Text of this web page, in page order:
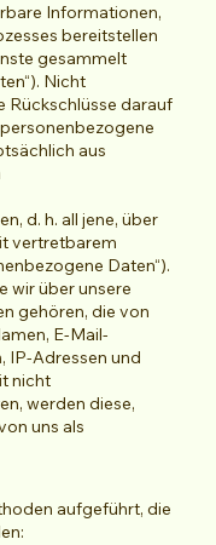
Informationen,
bereitstellen
gesammelt
Nicht
Rückschlüsse darauf
aus
d. h. all jene, über
vertretbarem
Daten“).
wir über unsere
gehören, die von
E-Mail-
IP-Adressen und
nicht
werden diese,
uns als
aufgeführt, die